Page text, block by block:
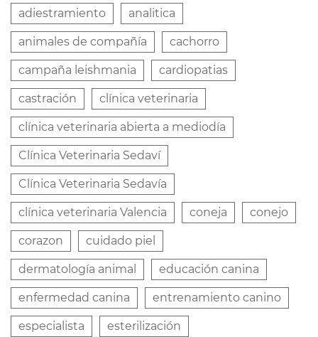
adiestramiento analitica
animales de compañía cachorro
campaña leishmania cardiopatias
castración clínica veterinaria
clínica veterinaria abierta a mediodía
Clínica Veterinaria Sedaví
Clínica Veterinaria Sedavía
clínica veterinaria Valencia coneja conejo
corazon cuidado piel
dermatología animal educación canina
enfermedad canina entrenamiento canino
especialista esterilización